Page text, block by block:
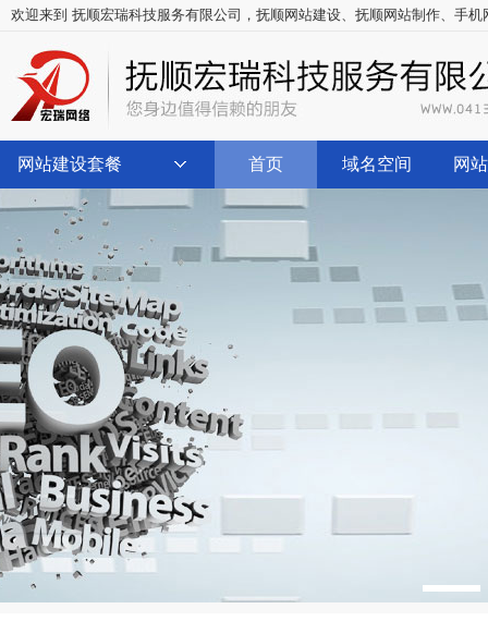
欢迎来到 抚顺宏瑞科技服务有限公司， 抚顺网站建设、 抚顺网站制作、 手机
网站建设套餐 首页 域名空间 网